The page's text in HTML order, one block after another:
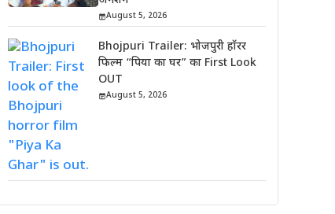
August 5, 2026
Bhojpuri Trailer: भोजपुरी हॉरर
फिल्म “पिया का घर” का First Look
OUT
August 5, 2026